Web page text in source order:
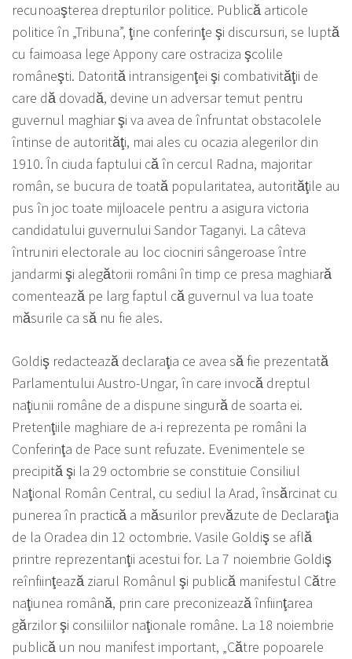
recunoaşterea drepturilor politice. Publică articole
politice în „Tribuna”, ţine conferinţe şi discursuri, se luptă
cu faimoasa lege Appony care ostraciza şcolile
româneşti. Datorită intransigenţei şi combativităţii de
care dă dovadă, devine un adversar temut pentru
guvernul maghiar şi va avea de înfruntat obstacolele
întinse de autorităţi, mai ales cu ocazia alegerilor din
1910. În ciuda faptului că în cercul Radna, majoritar
român, se bucura de toată popularitatea, autorităţile au
pus în joc toate mijloacele pentru a asigura victoria
candidatului guvernului Sandor Taganyi. La câteva
întruniri electorale au loc ciocniri sângeroase între
jandarmi şi alegătorii români în timp ce presa maghiară
comentează pe larg faptul că guvernul va lua toate
măsurile ca să nu fie ales.
Goldiş redactează declaraţia ce avea să fie prezentată
Parlamentului Austro-Ungar, în care invocă dreptul
naţiunii române de a dispune singură de soarta ei.
Pretenţiile maghiare de a-i reprezenta pe români la
Conferinţa de Pace sunt refuzate. Evenimentele se
precipită şi la 29 octombrie se constituie Consiliul
Naţional Român Central, cu sediul la Arad, însărcinat cu
punerea în practică a măsurilor prevăzute de Declaraţia
de la Oradea din 12 octombrie. Vasile Goldiş se află
printre reprezentanţii acestui for. La 7 noiembrie Goldiş
reînfiinţează ziarul Românul şi publică manifestul Către
naţiunea română, prin care preconizează înfiinţarea
gărzilor şi consiliilor naţionale române. La 18 noiembrie
publică un nou manifest important, „Către popoarele